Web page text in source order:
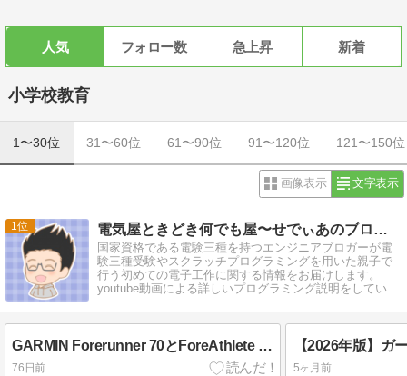
人気 フォロー数 急上昇 新着
小学校教育
1〜30位 31〜60位 61〜90位 91〜120位 121〜150位
画像表示 文字表示
1 電気屋ときどき何でも屋〜せでぃあのブログ〜 |
国家資格である電験三種を持つエンジニアブロガーが電
験三種受験やスクラッチプログラミングを用いた親子で
行う初めての電子工作に関する情報をお届けします。
youtube動画による詳しいプログラミング説明をしていま
GARMIN Forerunner 70とForeAthlete 55を徹底比較！初心者ランナーはどっちを選ぶべき？
76日前 5ヶ月前